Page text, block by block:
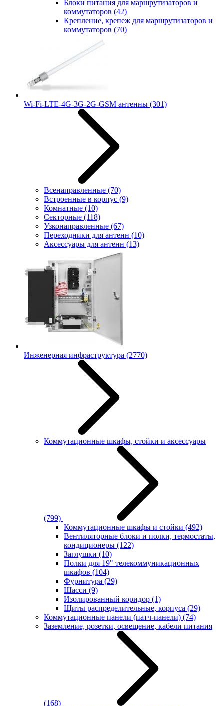
Блоки питания для маршрутизаторов и
коммутаторов (42)
Крепление, крепеж для маршрутизаторов и
коммутаторов (70)
Wi-Fi-LTE-4G-3G-2G-GSM антенны (301)
Всенаправленные (70)
Встроенные в корпус (9)
Комнатные (10)
Секторные (118)
Узконаправленные (67)
Переходники для антенн (10)
Аксессуары для антенн (13)
Инженерная инфраструктура (2770)
Коммутационные шкафы, стойки и аксессуары
(799)
Коммутационные шкафы и стойки (492)
Вентиляторные блоки и полки, термостаты,
кондиционеры (122)
Заглушки (10)
Полки для 19" телекоммуникационных
шкафов (104)
Фурнитура (29)
Шасси (9)
Изолированный коридор (1)
Щиты распределительные, корпуса (29)
Коммутационные панели (патч-панели) (74)
Заземление, розетки, освещение, кабели питания
(168)